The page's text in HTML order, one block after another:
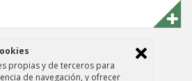
propias y de terceros para
de navegación, y ofrecer